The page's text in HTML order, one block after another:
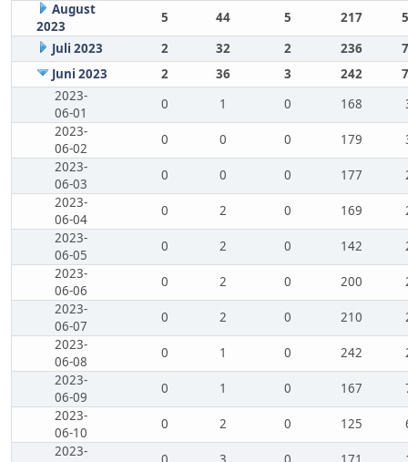
August
2023
5 44 5 217
Juli 2023
2 32 2 236
Juni 2023
2 36 3 242
2023-
06-01
0 1 0 168
2023-
06-02
0 0 0 179
2023-
06-03
0 0 0 177
2023-
06-04
0 2 0 169
2023-
06-05
0 2 0 142
2023-
06-06
0 2 0 200
2023-
06-07
0 2 0 210
2023-
06-08
0 1 0 242
2023-
06-09
0 1 0 167
2023-
06-10
0 2 0 125
2023-